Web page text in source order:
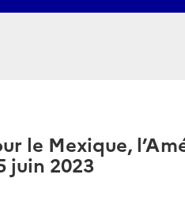
le Mexique,
juin 2023